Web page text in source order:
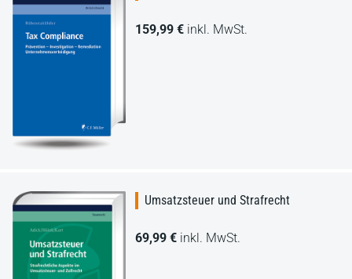
159,99 € inkl. MwSt.
Umsatzsteuer und Strafrecht
69,99 € inkl. MwSt.